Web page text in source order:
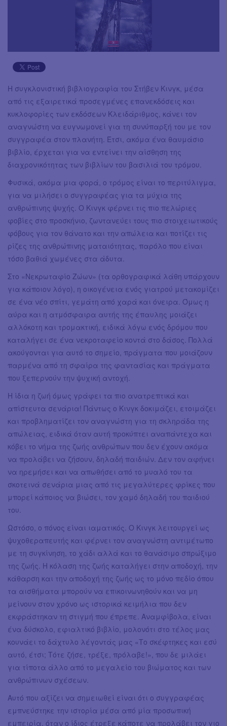
Η συγκλονιστική βιβλιογραφία του Στήβεν Κινγκ, μέσα
από τις εξαιρετικά προσεγμένες επανεκδόσεις και
κυκλοφορίες των εκδόσεων Κλειδάριθμος, κάνει τον
αναγνώστη να ευγνωμονεί για τη συνύπαρξή του με τον
συγγραφέα στον πλανήτη. Έτσι, ακόμα ένα θαυμάσιο
βιβλίο, έρχεται για να εντείνει την αίσθηση της
διαχρονικότητας των βιβλίων του βασιλιά του τρόμου.
Φυσικά, ακόμα μια φορά, ο τρόμος είναι το περιτύλιγμα,
για να μιλήσει ο συγγραφέας για τα μύχια της
ανθρώπινης ψυχής. Ο Κινγκ φέρνει τις πιο πελώριες
φοβίες στο προσκήνιο, ζωντανεύει τους πιο στοιχειωτικούς
φόβους για τον θάνατο και την απώλεια και ποτίζει τις
ρίζες της ανθρώπινης ματαιότητας, παρόλο που είναι
τόσο βαθιά χωμένες στα άδυτα.
Στο «Νεκρωταφίο Ζώων» (τα ορθογραφικά λάθη υπάρχουν
για κάποιον λόγο), η οικογένεια ενός γιατρού μετακομίζει
σε ένα νέο σπίτι, γεμάτη από χαρά και όνειρα. Όμως η
αύρα και η ατμόσφαιρα αυτής της έπαυλης μοιάζει
αλλόκοτη και τρομακτική, ειδικά λόγω ενός δρόμου που
καταλήγει σε ένα νεκροταφείο κοντά στο δάσος. Πολλά
ακούγονται για αυτό το σημείο, πράγματα που μοιάζουν
παρμένα από τη σφαίρα της φαντασίας και πράγματα
που ξεπερνούν την ψυχική αντοχή.
Η ίδια η ζωή όμως γράφει τα πιο ανατρεπτικά και
απίστευτα σενάρια! Πάντως ο Κινγκ δοκιμάζει, ετοιμάζει
και προβληματίζει τον αναγνώστη για τη σκληράδα της
απώλειας, ειδικά όταν αυτή προκύπτει αναπάντεχα και
κόβει το νήμα της ζωής ανθρώπων που δεν έχουν ακόμα
να προλάβει να ζήσουν, δηλαδή παιδιών. Δεν τον αφήνει
να ηρεμήσει και να απωθήσει από το μυαλό του τα
σκοτεινά σενάρια μιας από τις μεγαλύτερες φρίκες που
μπορεί κάποιος να βιώσει, τον χαμό δηλαδή του παιδιού
του.
Ωστόσο, ο πόνος είναι ιαματικός. Ο Κινγκ λειτουργεί ως
ψυχοθεραπευτής και φέρνει τον αναγνώστη αντιμέτωπο
με τη συγκίνηση, το χάδι αλλά και το θανάσιμο σπρώξιμο
της ζωής. Η κόλαση της ζωής καταλήγει στην αποδοχή, την
κάθαρση και την αποδοχή της ζωής ως το μόνο πεδίο όπου
τα αισθήματα μπορούν να επικοινωνηθούν και να μη
μείνουν στον χρόνο ως ιστορικά κειμήλια που δεν
εκφράστηκαν τη στιγμή που έπρεπε. Αναμφίβολα, είναι
ένα δύσκολο, εφιαλτικό βιβλίο, μολονότι στο τέλος μας
κουνάει το δάχτυλο λέγοντάς μας «Το σκέφτηκες και εσύ
αυτό, έτσι; Τότε ζήσε, τρέξε, πρόλαβε!», που δε μιλάει
για τίποτα άλλο από το μεγαλείο του βιώματος και των
ανθρώπινων σχέσεων.
Αυτό που αξίζει να σημειωθεί είναι ότι ο συγγραφέας
εμπνεύστηκε την ιστορία μέσα από μία προσωπική
εμπειρία, όταν ο ίδιος έτρεξε κάποτε να προλάβει τον γιο